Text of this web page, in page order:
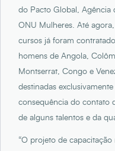
do Pacto Global, Agência
ONU Mulheres. Até
cursos já foram
homens de Angola,
Montserrat, Congo e
destinadas
consequência do contato
de alguns talentos e da
“O projeto de